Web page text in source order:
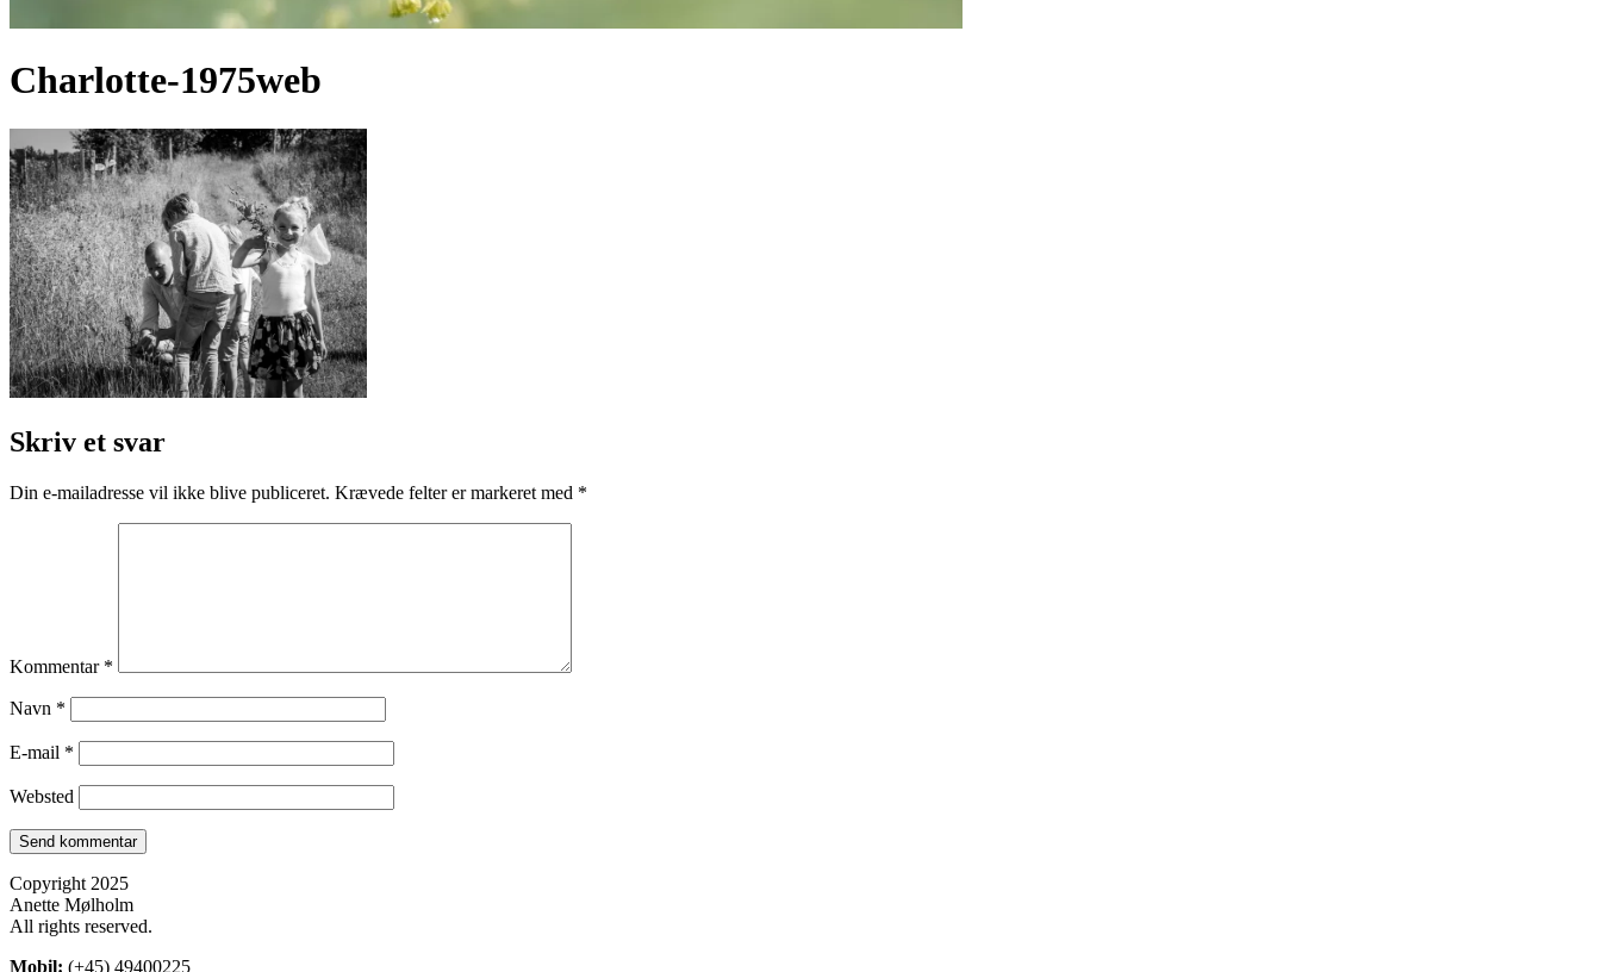
Charlotte-1975web
Skriv et svar
Din e-mailadresse vil ikke blive publiceret. Krævede felter er markeret med *
Kommentar *
Navn *
E-mail *
Websted
Copyright 2025
Anette Mølholm
All rights reserved.
Mobil: (+45) 49400225